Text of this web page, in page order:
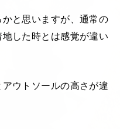
と思いますが、通常の
した時とは感覚が違い
ウトソールの高さが違